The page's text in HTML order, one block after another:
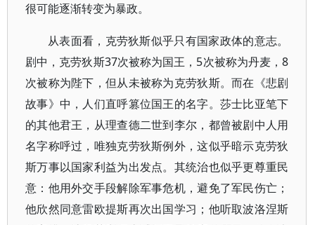
很可能逐渐转变为暴政。
从表面看，克劳狄斯似乎只有国家政体的意志。
剧中，克劳狄斯37次被称为国王，5次被称为丹麦，8
次被称为陛下，但从未被称为克劳狄斯。而在《悲剧
故事》中，人们直呼篡位国王的名字。莎士比亚笔下
的其他君王，从理查德二世到李尔，都曾被剧中人用
名字称呼过，唯独克劳狄斯例外，这似乎暗示克劳狄
斯万事以国家利益为出发点。其统治也似乎更尊重民
意：他用外交手段解除军事危机，避免了军民伤亡；
他欣然同意雷欧提斯再次出国学习；他听取波洛涅斯